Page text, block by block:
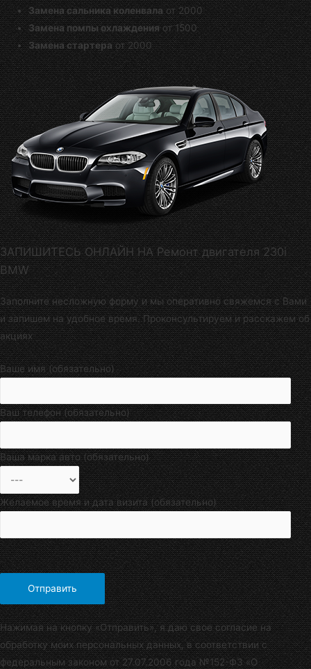
Замена сальника коленвалаот 2000
Замена помпы охлажденияот 1500
Замена стартераот 2000
ЗАПИШИТЕСЬ ОНЛАЙН НА Ремонт двигателя 230i
BMW
Заполните несложную форму и мы оперативно свяжемся с Вами
и запишем на удобное время. Проконсультируем и расскажем об
акциях
Ваше имя (обязательно)
Ваш телефон (обязательно)
Ваша марка авто (обязательно)
Желаемое время и дата визита (обязательно)
Нажимая на кнопку «Отправить», я даю свое согласие на
обработку моих персональных данных, в соответствии с
федеральным законом от 27.07.2006 года №152-Ф3 «О